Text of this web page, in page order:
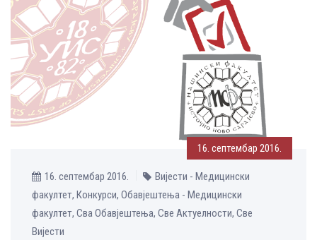
16. септембар 2016.
16. септембар 2016.
Вијести - Медицински
факултет, Конкурси, Обавјештења - Медицински
факултет, Сва Обавјештења, Све Aктуелности, Све
Вијести